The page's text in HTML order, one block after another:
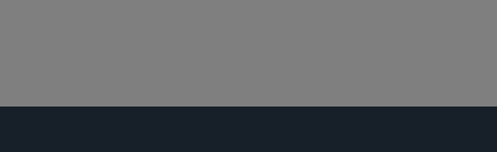
FACEBOOK